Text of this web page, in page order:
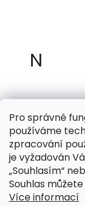
Pro správné
používáme
zpracování
je vyžadován
„Souhlasím“
Souhlas
Více informací
N